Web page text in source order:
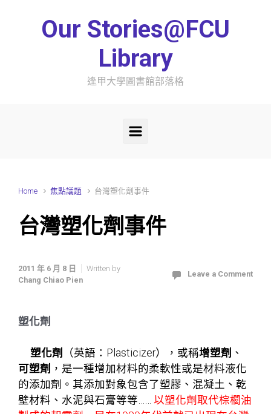
Our Stories@FCU
Library
逢甲大學圖書館部落格
Home 焦點議題 台灣塑化劑事件
台灣塑化劑事件
2011 年 6 月 8 日
Written by
Chang Chiao Pien
Leave a Comment
塑化劑
塑化劑 （英語：Plasticizer），或稱增塑劑 、
可塑劑 ，是一種增加材料的柔軟性或是材料液化
的添加劑。其添加對象包含了塑膠、混凝土、乾
壁材料、水泥與石膏等等…… 以塑化劑取代棕櫚油